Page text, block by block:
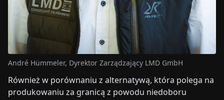
André Hümmeler, Dyrektor Zarządzający LMD GmbH
Również w porównaniu z alternatywą, która polega na
produkowaniu za granicą z powodu niedoboru